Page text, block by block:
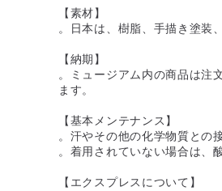
【素材】
。日本は、樹脂、手描き塗装
【納期】
。ミュージアム内の商品は注
ます。
【基本メンテナンス】
。汗やその他の化学物質との
。着用されていない場合は、
【エクスプレスについて】